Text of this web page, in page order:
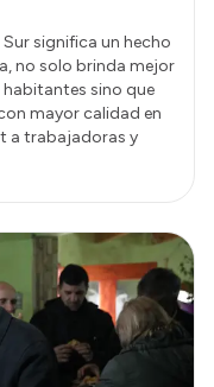
significa un hecho
no solo brinda mejor
sino que
mayor calidad en
a trabajadoras y